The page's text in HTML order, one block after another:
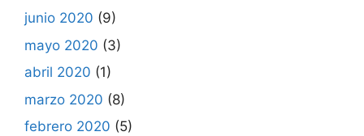
junio 2020 (9)
mayo 2020 (3)
abril 2020 (1)
marzo 2020 (8)
febrero 2020 (5)